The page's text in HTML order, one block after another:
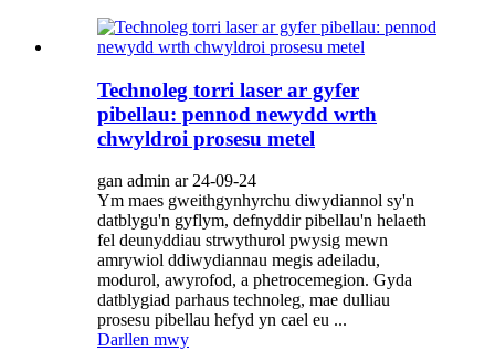
Technoleg torri laser ar gyfer
pibellau: pennod newydd wrth
chwyldroi prosesu metel
gan admin ar 24-09-24
Ym maes gweithgynhyrchu diwydiannol sy'n
datblygu'n gyflym, defnyddir pibellau'n helaeth
fel deunyddiau strwythurol pwysig mewn
amrywiol ddiwydiannau megis adeiladu,
modurol, awyrofod, a phetrocemegion. Gyda
datblygiad parhaus technoleg, mae dulliau
prosesu pibellau hefyd yn cael eu ...
Darllen mwy